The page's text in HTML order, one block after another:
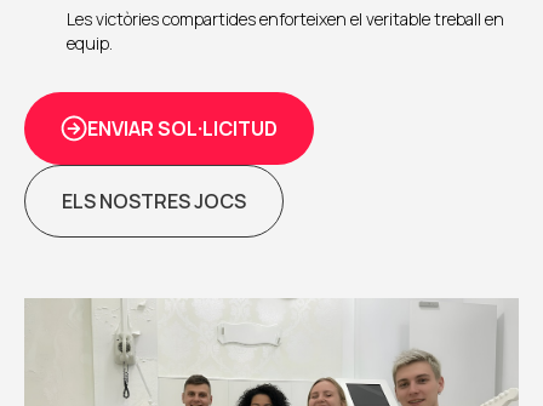
Les victòries compartides enforteixen el veritable treball en
equip.
ENVIAR SOL·LICITUD
ELS NOSTRES JOCS